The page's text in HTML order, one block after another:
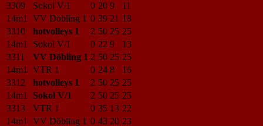
3309
Sokol V/1 0 20 9
11
14m1
VV Döbling 1 0 39 21 18
3310
hotvolleys 1 2 50 25 25
14m1
Sokol V/1 0 22 9
13
3311
VV Döbling 1 2 50 25 25
14m1
VTR 1 0 24 8
16
3312
hotvolleys 1 2 50 25 25
14m1
Sokol V/1 2 50 25 25
3313
VTR 1 0 35 13 22
14m1
VV Döbling 1 0 43 20 23